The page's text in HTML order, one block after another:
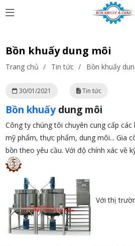
Bồn khuấy dung môi
Trang chủ / Tin tức / Bồn khuấy
30/01/2021 Tin tức
Bồn khuấydung môi
Công ty chúng tôi chuyên cung cấp
mỹ phẩm, thực phẩm, dung môi... Gia
bồn theo yêu cầu. Với độ chính xác về
Với thị